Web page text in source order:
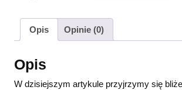
Opis Opinie (0)
Opis
W dzisiejszym artykule przyjrzymy się